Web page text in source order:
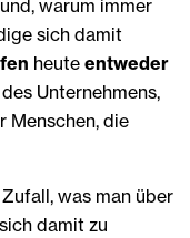
warum immer
sich damit
heute entweder
Unternehmens,
Menschen, die
was man über
damit zu